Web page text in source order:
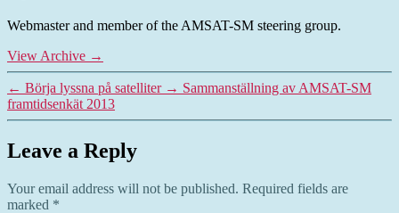
Webmaster and member of the AMSAT-SM steering group.
View Archive →
← Börja lyssna på satelliter → Sammanställning av AMSAT-SM
framtidsenkät 2013
Leave a Reply
Your email address will not be published. Required fields are
marked *